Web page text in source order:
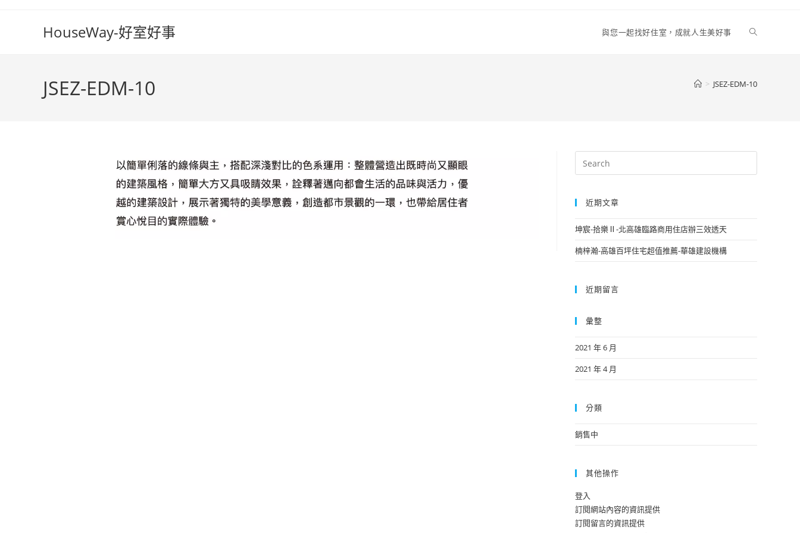
HouseWay-好室好事 與您一起找好住室，成就人生美好事 Toggle
JSEZ-EDM-10 > JSEZ-EDM-10
近期文章
坤宸-拾樂Ⅱ-北高雄臨路商用住店辦三效透天
楠梓瀚-高雄百坪住宅超值推薦-華雄建設機構
近期留言
彙整
2021 年 6 月
2021 年 4 月
分類
銷售中
其他操作
登入
訂閱網站內容的資訊提供
訂閱留言的資訊提供